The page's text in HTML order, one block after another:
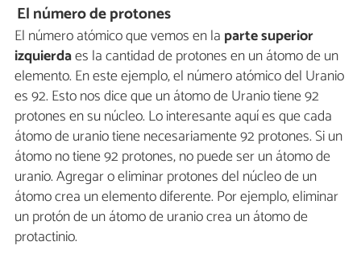
El número de protones
El número atómico que vemos en la parte superior
izquierdaes la cantidad de protones en un átomo de un
elemento. En este ejemplo, el número atómico del Uranio
es 92. Esto nos dice que un átomo de Uranio tiene 92
protones en su núcleo. Lo interesante aquí es que cada
átomo de uranio tiene necesariamente 92 protones. Si un
átomo no tiene 92 protones, no puede ser un átomo de
uranio. Agregar o eliminar protones del núcleo de un
átomo crea un elemento diferente. Por ejemplo, eliminar
un protón de un átomo de uranio crea un átomo de
protactinio.